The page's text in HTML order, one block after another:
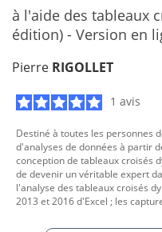
à l'aide des tableaux
édition) - Version en
Pierre RIGOLLET
1 avis
Destiné à toutes les personnes
d'analyses de données à partir
conception de tableaux croisés
de devenir un véritable expert
l'analyse des tableaux croisés
2013 et 2016 d'Excel ; les